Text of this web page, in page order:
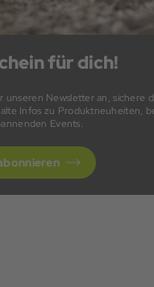
für dich!
unseren Newsletter an, sichere
Infos zu Produktneuheiten,
Events.